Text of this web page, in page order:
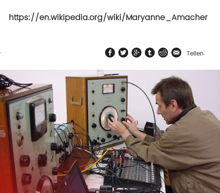
https://en.wikipedia.org/wiki/Maryanne_Amacher
. Teilen